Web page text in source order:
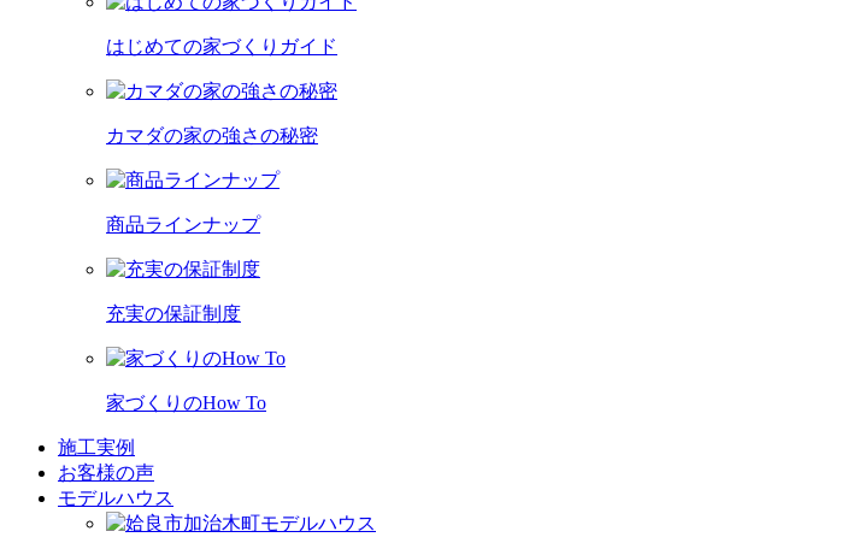
はじめての家づくりガイド
カマダの家の強さの秘密
商品ラインナップ
充実の保証制度
家づくりのHow To
施工実例
お客様の声
モデルハウス